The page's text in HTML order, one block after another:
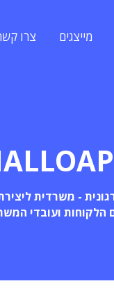
מייצגים צרו
- משרדית
הלקוחות ועובדי